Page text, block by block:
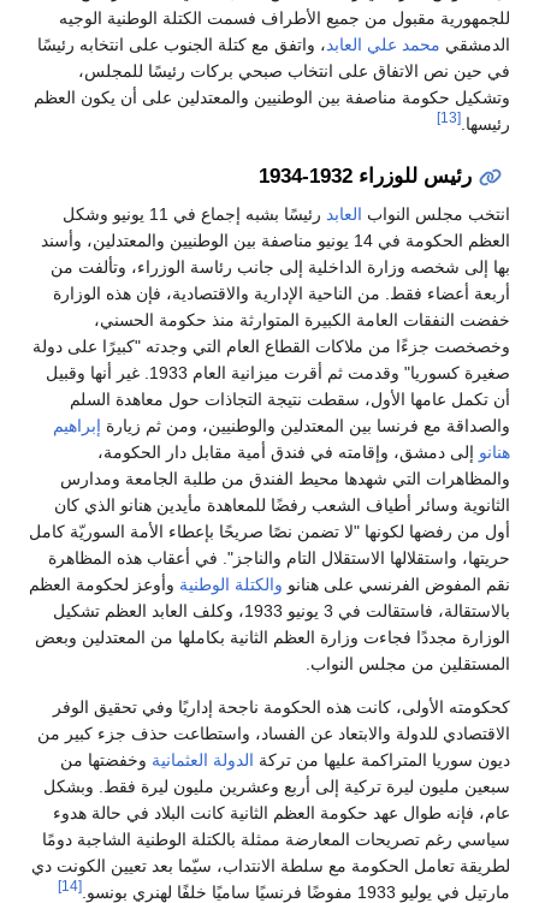
للجمهورية مقبول من جميع الأطراف فسمت الكتلة الوطنية الوجيه
الدمشقي محمد علي العابد، واتفق مع كتلة الجنوب على انتخابه رئيسًا
في حين نص الاتفاق على انتخاب صبحي بركات رئيسًا للمجلس،
وتشكيل حكومة مناصفة بين الوطنيين والمعتدلين على أن يكون العظم
رئيسها. [13]
رئيس للوزراء 1932-1934
انتخب مجلس النواب العابد
رئيسًا بشبه إجماع في 11 يونيو وشكل
العظم الحكومة في 14 يونيو مناصفة بين الوطنيين والمعتدلين، وأسند
بها إلى شخصه وزارة الداخلية إلى جانب رئاسة الوزراء، وتألفت من
أربعة أعضاء فقط. من الناحية الإدارية والاقتصادية، فإن هذه الوزارة
خفضت النفقات العامة الكبيرة المتوارثة منذ حكومة الحسني،
وخصخصت جزءًا من ملاكات القطاع العام التي وجدته "كبيرًا على دولة
صغيرة كسوريا" وقدمت ثم أقرت ميزانية العام 1933. غير أنها وقبيل
أن تكمل عامها الأول، سقطت نتيجة التجاذات حول معاهدة السلم
والصداقة مع فرنسا بين المعتدلين والوطنيين، ومن ثم زيارة إبراهيم
هنانو إلى دمشق، وإقامته في فندق أمية مقابل دار الحكومة،
والمظاهرات التي شهدها محيط الفندق من طلبة الجامعة ومدارس
الثانوية وسائر أطياف الشعب رفضًا للمعاهدة مأيدين هنانو الذي كان
أول من رفضها لكونها "لا تضمن نصًا صريحًا بإعطاء الأمة السوريّة كامل
حريتها، واستقلالها الاستقلال التام والناجز". في أعقاب هذه المظاهرة
نقم المفوض الفرنسي على هنانو والكتلة الوطنية وأوعز لحكومة العظم
بالاستقالة، فاستقالت في 3 يونيو 1933، وكلف العابد العظم تشكيل
الوزارة مجددًا فجاءت وزارة العظم الثانية بكاملها من المعتدلين وبعض
المستقلين من مجلس النواب.
كحكومته الأولى، كانت هذه الحكومة ناجحة إداريًا وفي تحقيق الوفر
الاقتصادي للدولة والابتعاد عن الفساد، واستطاعت حذف جزء كبير من
ديون سوريا المتراكمة عليها من تركة الدولة العثمانية وخفضتها من
سبعين مليون ليرة تركية إلى أربع وعشرين مليون ليرة فقط. وبشكل
عام، فإنه طوال عهد حكومة العظم الثانية كانت البلاد في حالة هدوء
سياسي رغم تصريحات المعارضة ممثلة بالكتلة الوطنية الشاجبة دومًا
لطريقة تعامل الحكومة مع سلطة الانتداب، سيّما بعد تعيين الكونت دي
مارتيل في يوليو 1933 مفوضًا فرنسيًا ساميًا خلفًا لهنري بونسو.
[14]